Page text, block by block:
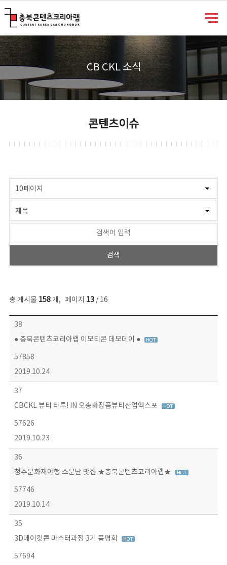
CB CKL 소식
콘텐츠이슈
총 게시물 158개, 페이지 13/ 16
콘텐츠이슈 목록 - 번호, 제목, 작성자, 파일, 조회수, 작성일 정보 제공
38
● 충북콘텐츠코리아랩 이모티콘 데모데이 ●
57858
2019.10.24
37
CBCKL 뷰티 타투! IN 오송화장품뷰티산업엑스포
57626
2019.10.23
36
청주문화재야행 소문난 맛집 ★충북콘텐츠코리아랩★
57746
2019.10.14
35
3D메이킷콘 마스터과정 3기 품평회
57694